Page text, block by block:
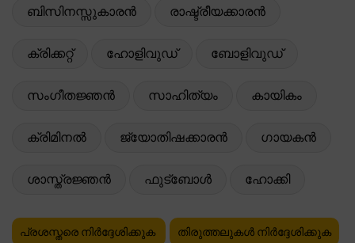
ബിസിനസ്സുകാരൻ രാഷ്ട്രീയക്കാരൻ
ക്രിക്കറ്റ് ഹോളിവുഡ് ബോളിവുഡ്
സംഗീതജ്ഞൻ സാഹിത്യം കായികം
ക്രിമിനൽ ജ്യോതിഷക്കാരൻ ഗായകൻ
ശാസ്ത്രജ്ഞൻ ഫുട്ബോൾ ഹോക്കി
പ്രശസ്തരെ നിർദ്ദേശിക്കുക തിരുത്തലുകൾ നിർദ്ദേശിക്കുക